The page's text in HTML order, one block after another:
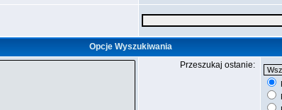
Opcje Wyszukiwania
Przeszukaj ostanie: